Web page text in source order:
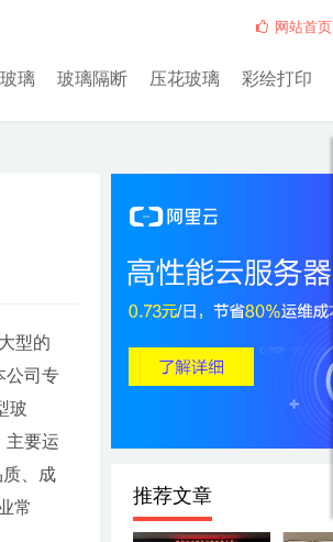
璃 玻璃隔断 压花玻璃 彩绘打印
网站首页
型的
公司专
玻
主要运
、成
常
推荐文章